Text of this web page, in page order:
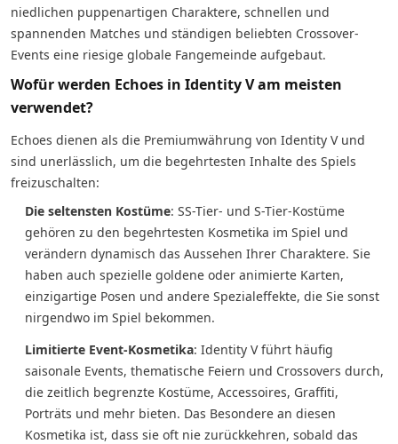
niedlichen puppenartigen Charaktere, schnellen und
spannenden Matches und ständigen beliebten Crossover-
Events eine riesige globale Fangemeinde aufgebaut.
Wofür werden Echoes in Identity V am meisten
verwendet?
Echoes dienen als die Premiumwährung von Identity V und
sind unerlässlich, um die begehrtesten Inhalte des Spiels
freizuschalten:
Die seltensten Kostüme: SS-Tier- und S-Tier-Kostüme
gehören zu den begehrtesten Kosmetika im Spiel und
verändern dynamisch das Aussehen Ihrer Charaktere. Sie
haben auch spezielle goldene oder animierte Karten,
einzigartige Posen und andere Spezialeffekte, die Sie sonst
nirgendwo im Spiel bekommen.
Limitierte Event-Kosmetika: Identity V führt häufig
saisonale Events, thematische Feiern und Crossovers durch,
die zeitlich begrenzte Kostüme, Accessoires, Graffiti,
Porträts und mehr bieten. Das Besondere an diesen
Kosmetika ist, dass sie oft nie zurückkehren, sobald das